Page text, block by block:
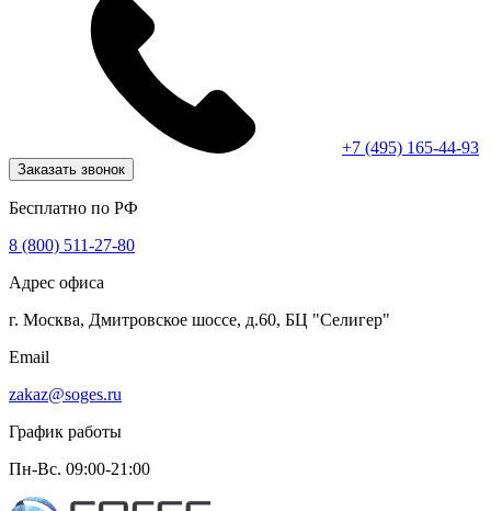
+7 (495) 165-44-93
Заказать звонок
Бесплатно по РФ
8 (800) 511-27-80
Адрес офиса
г. Москва, Дмитровское шоссе, д.60, БЦ "Селигер"
Email
zakaz@soges.ru
График работы
Пн-Вс. 09:00-21:00